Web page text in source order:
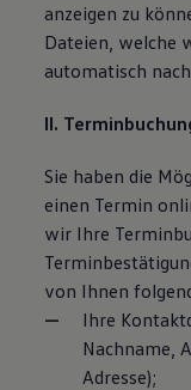
anzeigen zu
Dateien, welche
automatisch
II.
Sie haben die
einen Termin
wir Ihre
von Ihnen
Ihre
Nachname,
Adresse);